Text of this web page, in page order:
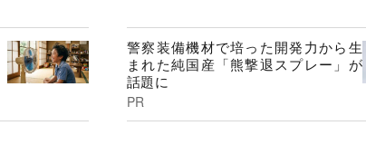
警察装備機材で培った開発力から生
まれた純国産「熊撃退スプレー」が
話題に
PR